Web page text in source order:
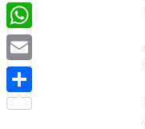
Twitter
WhatsApp
Email
Compartir